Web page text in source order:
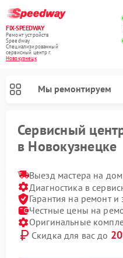
FIX-SPEEDWAY
Ремонт устройств
Speedway
Специализированный
cервисный центр г.
Новокузнецк
Мы ремонтируем
Сервисный
в Новокузнецке
Выезд мастера на
Диагностика в
Гарантия на ремонт и
Честные цены на
Оригинальные
Скидка для вас до